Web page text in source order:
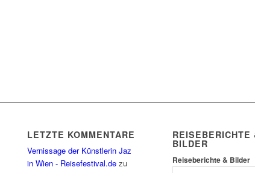
LETZTE KOMMENTARE
Vernissage der Künstlerin Jaz
in Wien - Reisefestival.de zu
REISEBERICHTE
BILDER
Reiseberichte & Bilder